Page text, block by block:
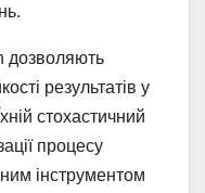
дозволяють
результатів у
стохастичний
процесу
інструментом